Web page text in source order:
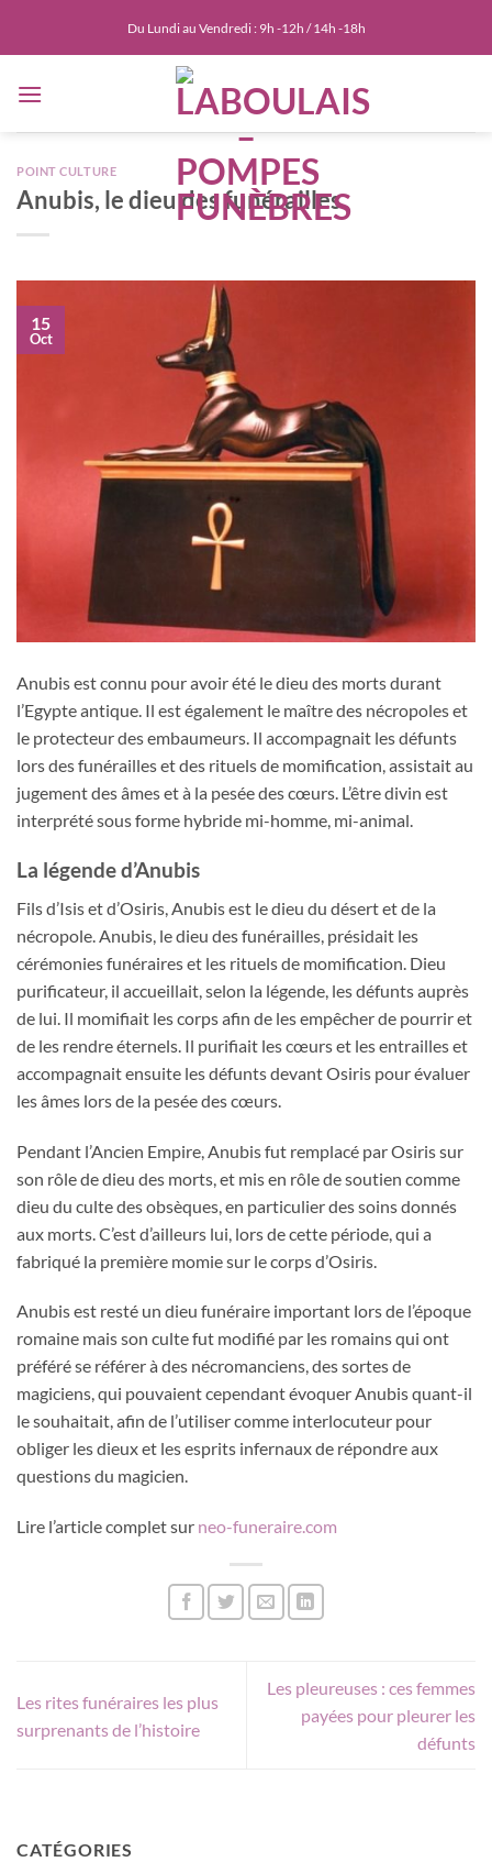
Du Lundi au Vendredi : 9h -12h / 14h -18h
POINT CULTURE
Anubis, le dieu des funérailles
15
Oct
Anubis est connu pour avoir été le dieu des morts durant
l’Egypte antique. Il est également le maître des nécropoles et
le protecteur des embaumeurs. Il accompagnait les défunts
lors des funérailles et des rituels de momification, assistait au
jugement des âmes et à la pesée des cœurs. L’être divin est
interprété sous forme hybride mi-homme, mi-animal.
La légende d’Anubis
Fils d’Isis et d’Osiris, Anubis est le dieu du désert et de la
nécropole. Anubis, le dieu des funérailles, présidait les
cérémonies funéraires et les rituels de momification. Dieu
purificateur, il accueillait, selon la légende, les défunts auprès
de lui. Il momifiait les corps afin de les empêcher de pourrir et
de les rendre éternels. Il purifiait les cœurs et les entrailles et
accompagnait ensuite les défunts devant Osiris pour évaluer
les âmes lors de la pesée des cœurs.
Pendant l’Ancien Empire, Anubis fut remplacé par Osiris sur
son rôle de dieu des morts, et mis en rôle de soutien comme
dieu du culte des obsèques, en particulier des soins donnés
aux morts. C’est d’ailleurs lui, lors de cette période, qui a
fabriqué la première momie sur le corps d’Osiris.
Anubis est resté un dieu funéraire important lors de l’époque
romaine mais son culte fut modifié par les romains qui ont
préféré se référer à des nécromanciens, des sortes de
magiciens, qui pouvaient cependant évoquer Anubis quant-il
le souhaitait, afin de l’utiliser comme interlocuteur pour
obliger les dieux et les esprits infernaux de répondre aux
questions du magicien.
Lire l’article complet sur neo-funeraire.com
Les rites funéraires les plus
surprenants de l’histoire
Les pleureuses : ces femmes
payées pour pleurer les
défunts
CATÉGORIES